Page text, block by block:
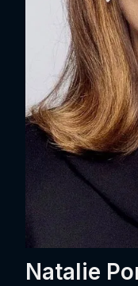
Natalie